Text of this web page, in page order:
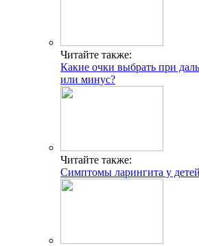
Читайте также:
Какие очки выбрать при
или минус?
Читайте также:
Симптомы ларингита у